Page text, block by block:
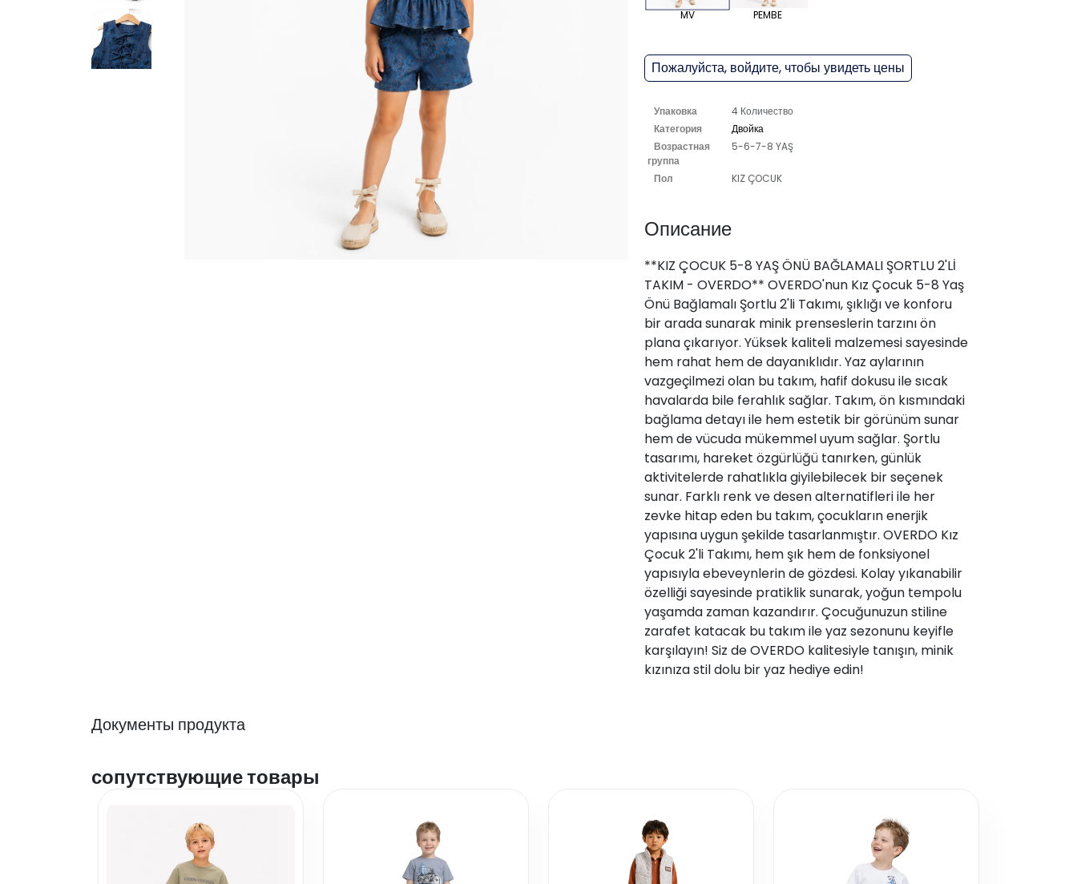
MV PEMBE
Пожалуйста, войдите, чтобы увидеть цены
Упаковка
4 Количество
Категория
Двойка
Возрастная
группа
5-6-7-8 YAŞ
Пол KIZ ÇOCUK
Описание
**KIZ ÇOCUK 5-8 YAŞ ÖNÜ BAĞLAMALI ŞORTLU 2'Lİ
TAKIM - OVERDO** OVERDO'nun Kız Çocuk 5-8 Yaş
Önü Bağlamalı Şortlu 2'li Takımı, şıklığı ve konforu
bir arada sunarak minik prenseslerin tarzını ön
plana çıkarıyor. Yüksek kaliteli malzemesi sayesinde
hem rahat hem de dayanıklıdır. Yaz aylarının
vazgeçilmezi olan bu takım, hafif dokusu ile sıcak
havalarda bile ferahlık sağlar. Takım, ön kısmındaki
bağlama detayı ile hem estetik bir görünüm sunar
hem de vücuda mükemmel uyum sağlar. Şortlu
tasarımı, hareket özgürlüğü tanırken, günlük
aktivitelerde rahatlıkla giyilebilecek bir seçenek
sunar. Farklı renk ve desen alternatifleri ile her
zevke hitap eden bu takım, çocukların enerjik
yapısına uygun şekilde tasarlanmıştır. OVERDO Kız
Çocuk 2'li Takımı, hem şık hem de fonksiyonel
yapısıyla ebeveynlerin de gözdesi. Kolay yıkanabilir
özelliği sayesinde pratiklik sunarak, yoğun tempolu
yaşamda zaman kazandırır. Çocuğunuzun stiline
zarafet katacak bu takım ile yaz sezonunu keyifle
karşılayın! Siz de OVERDO kalitesiyle tanışın, minik
kızınıza stil dolu bir yaz hediye edin!
Документы продукта
сопутствующие товары